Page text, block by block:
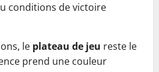
conditions de victoire
le plateau de jeu reste le
prend une couleur